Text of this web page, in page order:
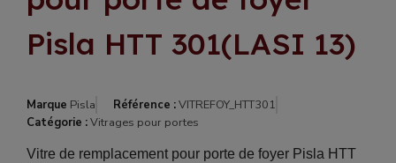
Pisla HTT 301(LASI 13)
Marque Pisla Référence :VITREFOY_HTT301
Catégorie :Vitrages pour portes
Vitre de remplacement pour porte de foyer Pisla HTT